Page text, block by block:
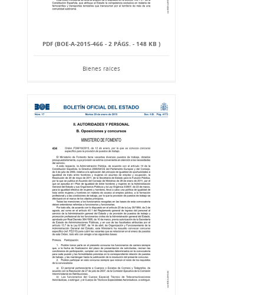
PDF (BOE-A-2015-466 - 2 PÁGS. - 148 KB )
Bienes raíces